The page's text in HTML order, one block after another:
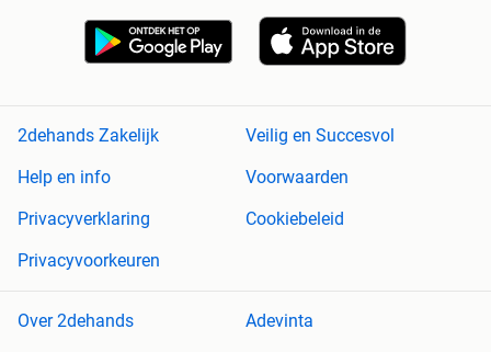
2dehands Zakelijk
Veilig en Succesvol
Help en info
Voorwaarden
Privacyverklaring
Cookiebeleid
Privacyvoorkeuren
Over 2dehands Adevinta